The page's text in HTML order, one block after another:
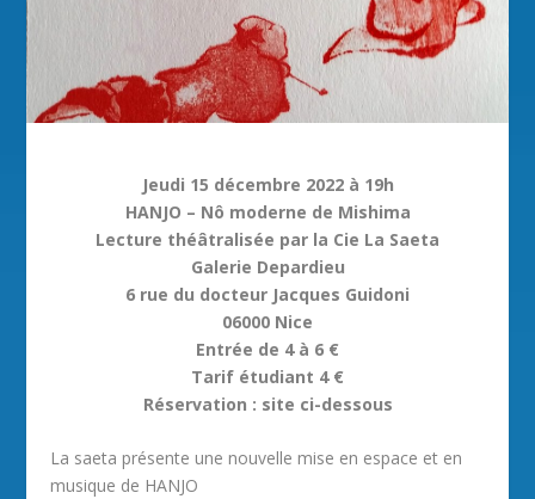
Jeudi 15 décembre 2022 à 19h
HANJO – Nô moderne de Mishima
Lecture théâtralisée par la Cie La Saeta
Galerie Depardieu
6 rue du docteur Jacques Guidoni
06000 Nice
Entrée de 4 à 6 €
Tarif étudiant 4 €
Réservation : site ci-dessous
La saeta présente une nouvelle mise en espace et en
musique de HANJO